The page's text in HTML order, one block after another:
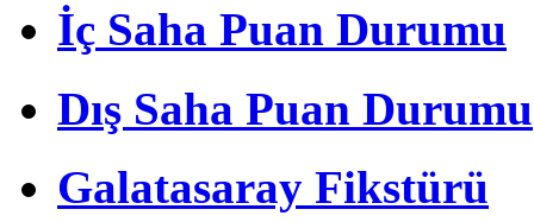
İç Saha Puan Durumu
Dış Saha Puan Durumu
Galatasaray Fikstürü